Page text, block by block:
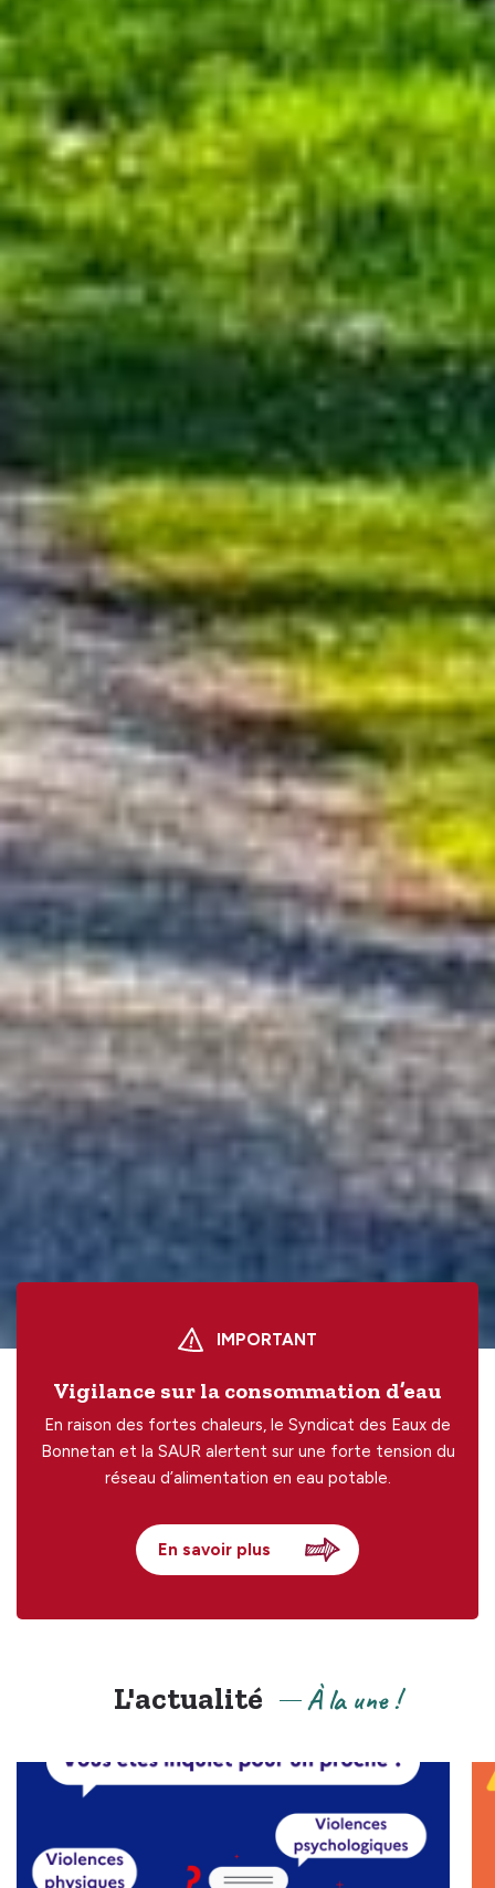
IMPORTANT
Vigilance sur la consommation d’eau
En raison des fortes chaleurs, le Syndicat des Eaux de
Bonnetan et la SAUR alertent sur une forte tension du
réseau d’alimentation en eau potable.
En savoir plus
L'actualité À la une !